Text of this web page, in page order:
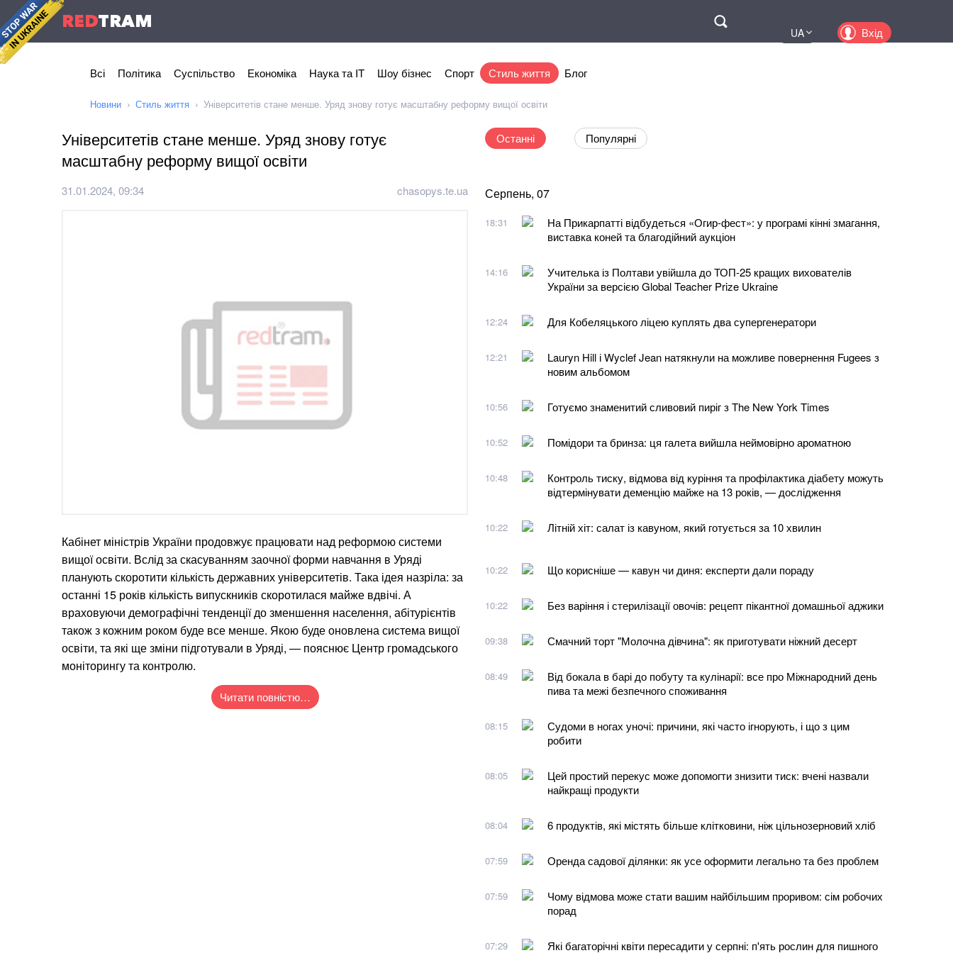
REDTRAM
UA
Вхід
Всі Політика Суспільство Економіка Наука та IT Шоу бізнес Спорт Стиль життя Блог
Новини Стиль життя Університетів стане менше. Уряд знову готує масштабну реформу вищої освіти
Університетів стане менше. Уряд знову готує
масштабну реформу вищої освіти
31.01.2024, 09:34 chasopys.te.ua
Кабінет міністрів України продовжує працювати над реформою системи
вищої освіти. Вслід за скасуванням заочної форми навчання в Уряді
планують скоротити кількість державних університетів. Така ідея назріла: за
останні 15 років кількість випускників скоротилася майже вдвічі. А
враховуючи демографічні тенденції до зменшення населення, абітурієнтів
також з кожним роком буде все менше. Якою буде оновлена система вищої
освіти, та які ще зміни підготували в Уряді, — пояснює Центр громадського
моніторингу та контролю.
Читати повністю…
Останні Популярні
Серпень, 07
18:31
На Прикарпатті відбудеться «Огир-фест»: у програмі кінні змагання,
виставка коней та благодійний аукціон
14:16
Учителька із Полтави увійшла до ТОП-25 кращих вихователів
України за версією Global Teacher Prize Ukraine
12:24 Для Кобеляцького ліцею куплять два супергенератори
12:21
Lauryn Hill і Wyclef Jean натякнули на можливе повернення Fugees з
новим альбомом
10:56 Готуємо знаменитий сливовий пиріг з The New York Times
10:52 Помідори та бринза: ця галета вийшла неймовірно ароматною
10:48
Контроль тиску, відмова від куріння та профілактика діабету можуть
відтермінувати деменцію майже на 13 років, — дослідження
10:22 Літній хіт: салат із кавуном, який готується за 10 хвилин
10:22 Що корисніше — кавун чи диня: експерти дали пораду
10:22 Без варіння і стерилізації овочів: рецепт пікантної домашньої аджики
09:38 Смачний торт "Молочна дівчина": як приготувати ніжний десерт
08:49
Від бокала в барі до побуту та кулінарії: все про Міжнародний день
пива та межі безпечного споживання
08:15
Судоми в ногах уночі: причини, які часто ігнорують, і що з цим
робити
08:05
Цей простий перекус може допомогти знизити тиск: вчені назвали
найкращі продукти
08:04 6 продуктів, які містять більше клітковини, ніж цільнозерновий хліб
07:59 Оренда садової ділянки: як усе оформити легально та без проблем
07:59
Чому відмова може стати вашим найбільшим проривом: сім робочих
порад
07:29
Які багаторічні квіти пересадити у серпні: п'ять рослин для пишного